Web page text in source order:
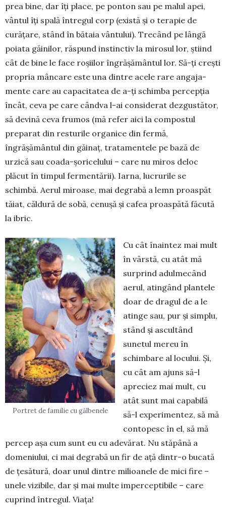
prea bine, dar îți place, pe ponton sau pe malul apei,
vântul îți spală întregul corp (există și o terapie de
curățare, stând în bătaia vântului). Trecând pe lângă
poiata găinilor, răspund instinctiv la mirosul lor, știind
cât de bine le face roșiilor îngrășământul lor. Să-ți crești
pro­pria mâncare este una dintre acele rare angaja­
men­te care au capacitatea de a-ți schimba per­cepția
încât, ceva pe care cândva l-ai considerat dezgustător,
să devină ceva frumos (mă refer aici la compostul
preparat din resturile organice din fermă,
îngrășământul din găinaț, tratamentele pe bază de
urzică sau coada-șoricelului – care nu miros deloc
plăcut în timpul fermentării). Iarna, lucrurile se
schimbă. Aerul miroase, mai degrabă a lemn proaspăt
tăiat, căldură de sobă, cenușă și cafea proaspătă făcută
la ibric.
Portret de familie cu gălbenele
Cu cât înaintez mai mult
în vârstă, cu atât mă
surprind adulmecând
aerul, atingând plantele
doar de dragul de a le
atinge sau, pur și simplu,
stând și ascultând
sunetul mereu în
schimbare al locului. Și,
cu cât am ajuns să-l
apreciez mai mult, cu
atât sunt mai capabilă
să-l experimentez, să mă
contopesc în el, să mă
percep așa cum sunt eu cu adevărat. Nu stăpână a
domeniului, ci mai degrabă un fir de ață dintr-o bucată
de țesătură, doar unul dintre milioanele de mici fire –
unele vizibile, dar și mai multe imperceptibile – care
cuprind întregul. Viața!